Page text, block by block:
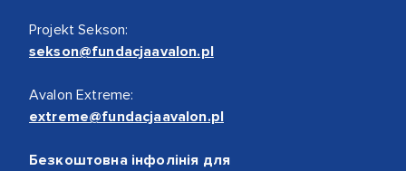
Projekt Sekson:
sekson@fundacjaavalon.pl
Avalon Extreme:
extreme@fundacjaavalon.pl
Безкоштовна інфолінія для